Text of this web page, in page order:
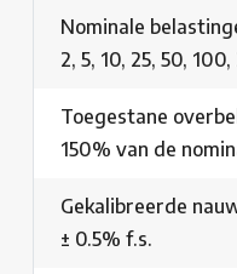
Nominale
2, 5, 10, 25, 50,
Toegestane
150% van de
Gekalibreerde
± 0.5% f.s.